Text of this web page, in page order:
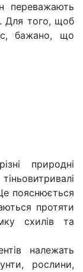
переважають
Для того, щоб
бажано, що
природні
пояснюється
протяти
схилів та
належать
рослини,